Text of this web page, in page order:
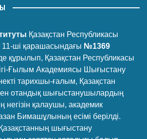
Қазақстан Республикасы
11-ші қарашасындағы №1369
құрылып, Қазақстан Республикасы
Ғылым Академиясы Шығыстану
тарихшы-ғалым, Қазақстан
отандық шығыстанушылардың
негізін қалаушы, академик
Бимашұлының есімі берілді.
Қазақстанның шығыстану